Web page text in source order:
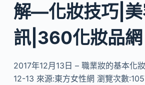
解—化妝技巧|美
訊|360化妝品網
2017年12月13日 – 職業妝的基本化
12-13 來源:東方女性網 瀏覽次數